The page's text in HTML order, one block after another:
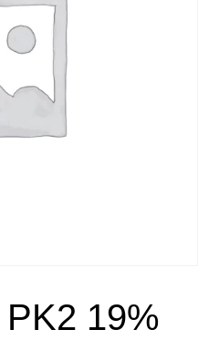
19%